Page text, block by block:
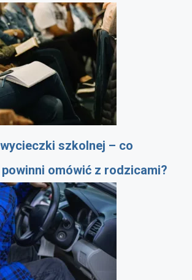
szkolnej – co
omówić z rodzicami?